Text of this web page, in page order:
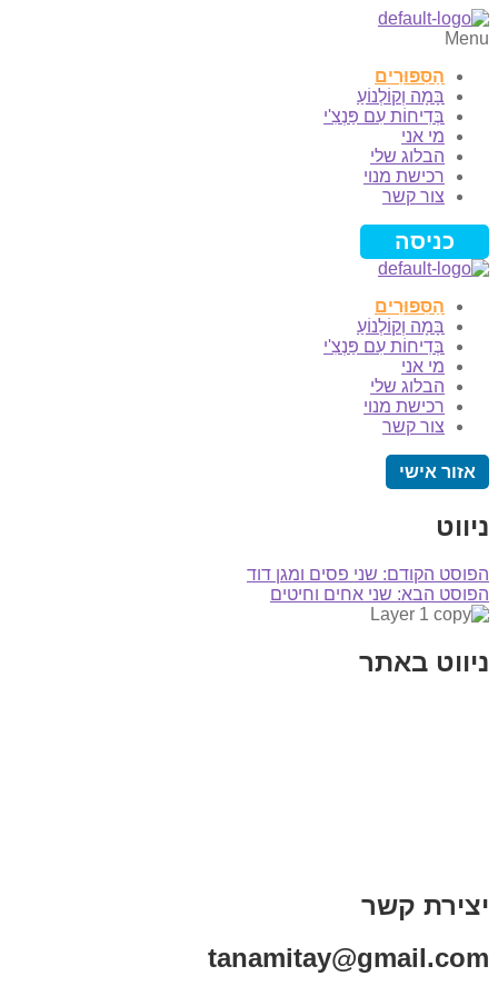
Menu
הַסִּפּוּרִים
בָּמָה וְקוֹלְנוֹעַ
בְּדִיחוֹת עִם פַּנְצִ'י
מי אני
הבלוג שלי
רכישת מנוי
צור קשר
כניסה
הַסִּפּוּרִים
בָּמָה וְקוֹלְנוֹעַ
בְּדִיחוֹת עִם פַּנְצִ'י
מי אני
הבלוג שלי
רכישת מנוי
צור קשר
אזור אישי
ניווט
הפוסט הקודם: שני פסים ומגן דוד
הפוסט הבא: שני אחים וחיטים
ניווט באתר
יצירת קשר
tanamitay@gmail.com